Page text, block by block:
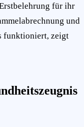
für ihr
und
funktioniert, zeigt